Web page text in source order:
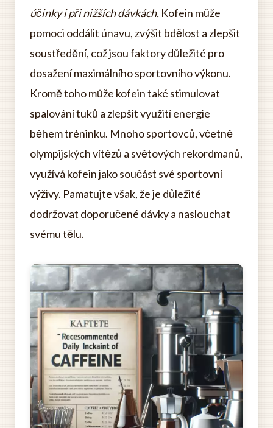
účinky i při nižších dávkách. Kofein může
pomoci oddálit únavu, zvýšit bdělost a zlepšit
soustředění, což jsou faktory důležité pro
dosažení maximálního sportovního výkonu.
Kromě toho může kofein také stimulovat
spalování tuků a zlepšit využití energie
během tréninku. Mnoho sportovců, včetně
olympijských vítězů a světových rekordmanů,
využívá kofein jako součást své sportovní
výživy. Pamatujte však, že je důležité
dodržovat doporučené dávky a naslouchat
svému tělu.